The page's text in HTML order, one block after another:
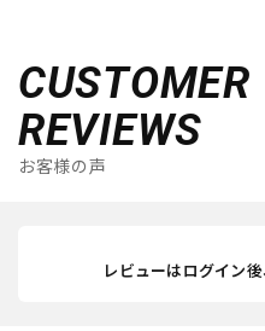
CUSTOMER
REVIEWS
お客様の声
レビューはログイン